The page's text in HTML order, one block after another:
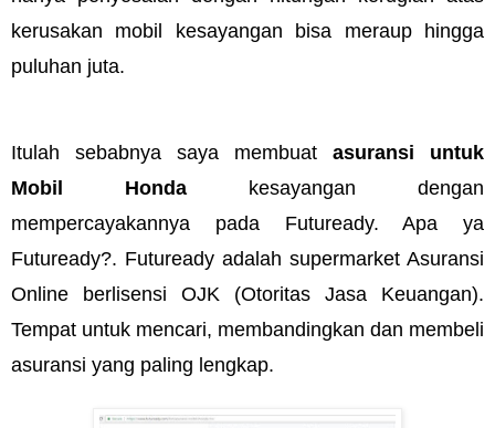
kerusakan mobil kesayangan bisa meraup hingga
puluhan juta.
Itulah sebabnya saya membuat asuransi untuk
Mobil Honda kesayangan dengan
mempercayakannya pada Futuready. Apa ya
Futuready?. Futuready adalah supermarket Asuransi
Online berlisensi OJK (Otoritas Jasa Keuangan).
Tempat untuk mencari, membandingkan dan membeli
asuransi yang paling lengkap.